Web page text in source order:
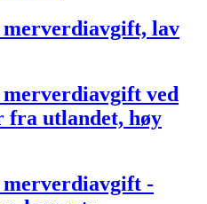
merverdiavgift, lav
merverdiavgift ved
fra utlandet, høy
merverdiavgift -